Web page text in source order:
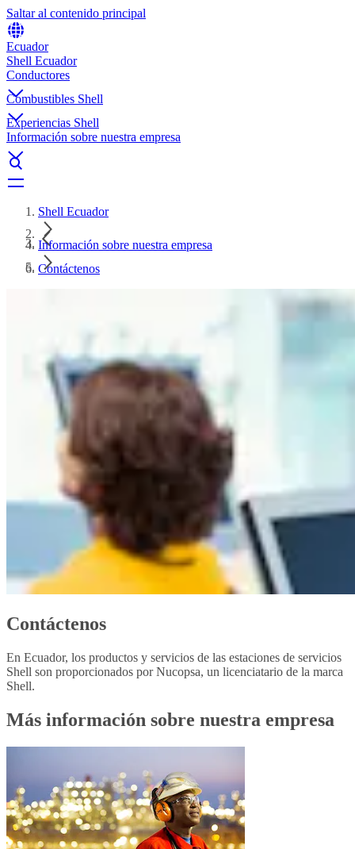
Saltar al contenido principal
Ecuador
Shell Ecuador
Conductores
Combustibles Shell
Experiencias Shell
Información sobre nuestra empresa
Shell Ecuador
Información sobre nuestra empresa
Contáctenos
Contáctenos
En Ecuador, los productos y servicios de las estaciones de servicios
Shell son proporcionados por Nucopsa, un licenciatario de la marca
Shell.
Más información sobre nuestra empresa